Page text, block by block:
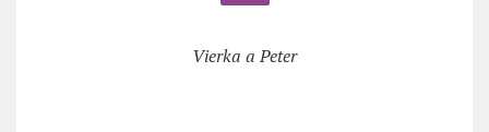
Vierka a Peter